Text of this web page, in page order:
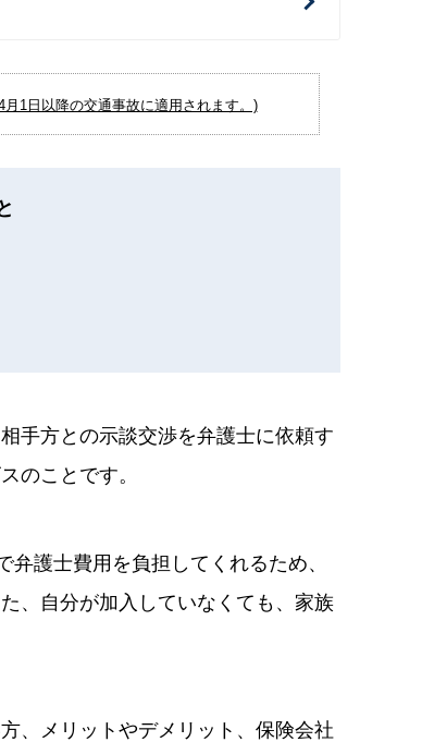
1日以降の交通事故に適用されます。)
手方との示談交渉を弁護士に依頼す
のことです。
護士費用を負担してくれるため、
、自分が加入していなくても、家族
、メリットやデメリット、保険会社